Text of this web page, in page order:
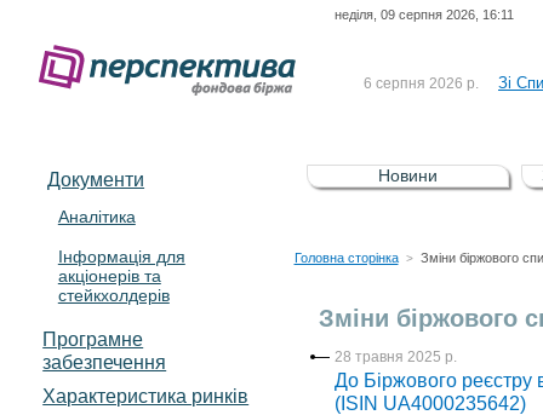
неділя, 09 серпня 2026, 16:11
6 серпня 2026 р. Зі
5 серпня 2026 р.
Зі
UA4000232607)
4 серпня 2026 р.
До
Документи
Аналітика
Інформація для
акціонерів та
стейкхолдерів
Програмне
забезпечення
Характеристика pинків
Новини
Головна сторінка > Зміни біржового
Зміни біржового
28 травня 2025 р.
До Біржового реєстру
(ISIN UA4000235642)